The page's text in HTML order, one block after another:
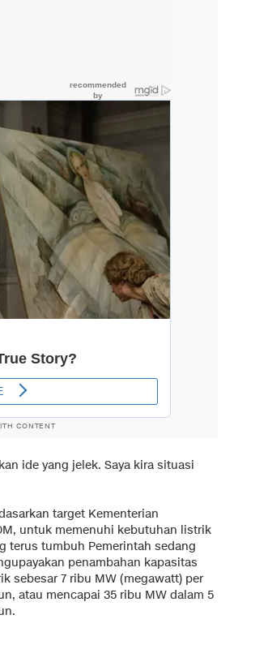
CONTENT
ide yang jelek. Saya kira situasi
target Kementerian
untuk memenuhi kebutuhan listrik
terus tumbuh Pemerintah sedang
penambahan kapasitas
sebesar 7 ribu MW (megawatt) per
atau mencapai 35 ribu MW dalam 5